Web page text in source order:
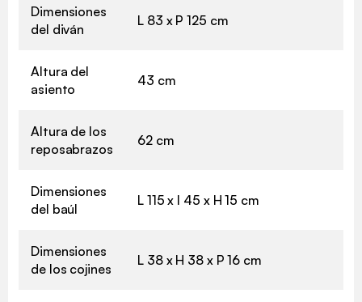
Dimensiones
del diván
L 83 x P 125 cm
Altura del
asiento
43 cm
Altura de los
reposabrazos
62 cm
Dimensiones
del baúl
L 115 x l 45 x H 15 cm
Dimensiones
de los cojines
L 38 x H 38 x P 16 cm